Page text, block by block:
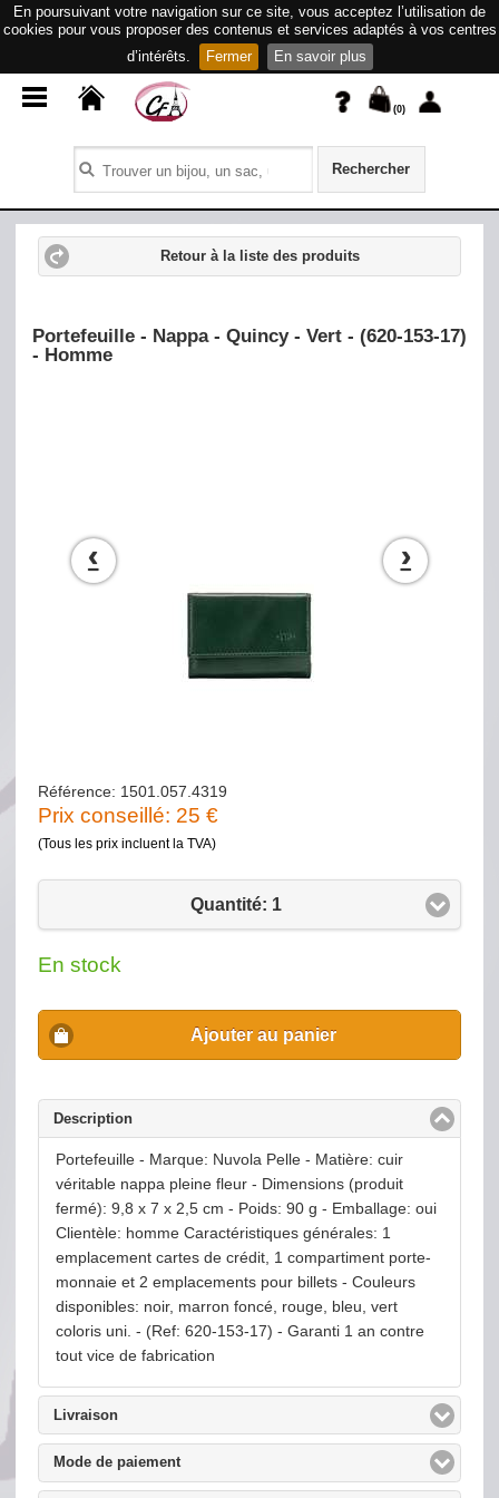
En poursuivant votre navigation sur ce site, vous acceptez l’utilisation de
cookies pour vous proposer des contenus et services adaptés à vos centres
d’intérêts.
Fermer En savoir plus
(0)
Rechercher
Retour à la liste des produits
Portefeuille - Nappa - Quincy - Vert - (620-153-17)
- Homme
‹ ›
Référence: 1501.057.4319
Prix conseillé: 25 €
(Tous les prix incluent la TVA)
Quantité: 1
En stock
Ajouter au panier
Descriptionclick to collapse contents
Portefeuille - Marque: Nuvola Pelle - Matière: cuir
véritable nappa pleine fleur - Dimensions (produit
fermé): 9,8 x 7 x 2,5 cm - Poids: 90 g - Emballage: oui
Clientèle: homme Caractéristiques générales: 1
emplacement cartes de crédit, 1 compartiment porte-
monnaie et 2 emplacements pour billets - Couleurs
disponibles: noir, marron foncé, rouge, bleu, vert
coloris uni. - (Ref: 620-153-17) - Garanti 1 an contre
tout vice de fabrication
Livraisonclick to expand contents
Mode de paiementclick to expand contents